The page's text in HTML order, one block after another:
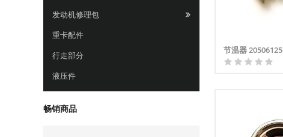
发动机修理包
重卡配件
行走部分
液压件
畅销商品
节温器 20506125